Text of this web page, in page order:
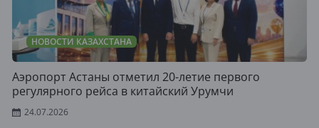
НОВОСТИ КАЗАХСТАНА
Аэропорт Астаны отметил 20-летие первого
регулярного рейса в китайский Урумчи
24.07.2026